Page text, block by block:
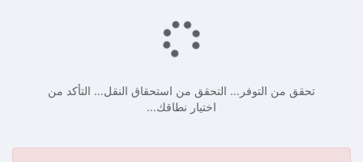
تحقق من التوفر... التحقق من استحقاق النقل... التأكد من
اختيار نطاقك...